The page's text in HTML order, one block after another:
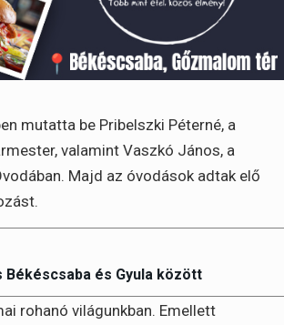
mutatta be Pribelszki Péterné, a
valamint Vaszkó János, a
Majd az óvodások adtak elő
és Gyula között
rohanó világunkban. Emellett